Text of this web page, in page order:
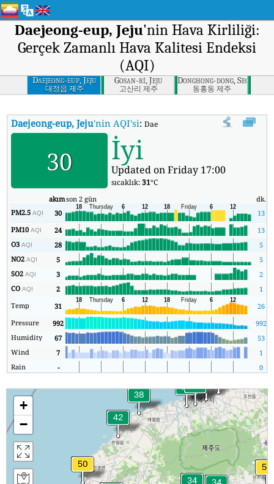
Daejeong-eup, Jeju'nin Hava Kirliliği:
Gerçek Zamanlı Hava Kalitesi Endeksi
(AQI)
Daejeong-eup, Jeju
대정읍 제주
Gosan-ri, Jeju
고산리 제주
Donghong-dong, Seogwipo-
동홍동 제주
Daejeong-eup, Jeju'nin AQI'si:Daejeong-eup, Jeju'nin Gerçek
30 İyi
Updated on Friday 17:00
sıcaklık:31°C
akımson 2 gün dk.
PM2.5AQI 30 13
PM10AQI 24 13
O3AQI 28 5
NO2AQI 5 5
SO2AQI 3
2
COAQI 2
1
Temp
31 26
Pressure
992 992
Humidity
67 53
Wind
7
1
Rain
- 0
+
−